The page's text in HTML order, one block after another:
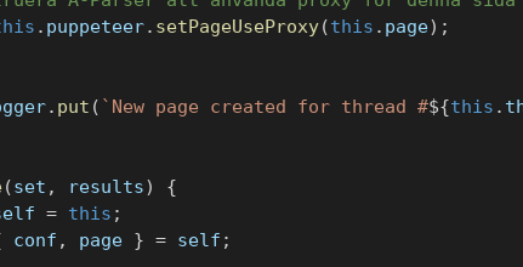
. puppeteer. setPageUseProxy(this . page) ;
. put ( ` New page created for thread #${this .
(set , results)
{
= this ;
conf , page } = self ;